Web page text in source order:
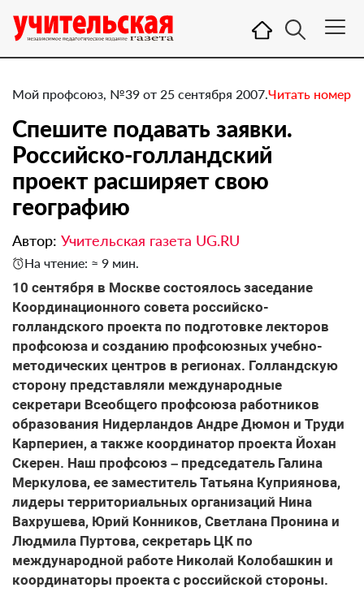
Мой профсоюз, №39 от 25 сентября 2007.Читать номер
Спешите подавать заявки.
Российско-голландский
проект расширяет свою
географию
Автор: Учительская газета UG.RU
На чтение: ≈ 9 мин.
10 сентября в Москве состоялось заседание
Координационного совета российско-
голландского проекта по подготовке лекторов
профсоюза и созданию профсоюзных учебно-
методических центров в регионах. Голландскую
сторону представляли международные
секретари Всеобщего профсоюза работников
образования Нидерландов Андре Дюмон и Труди
Карпериен, а также координатор проекта Йохан
Скерен. Наш профсоюз – председатель Галина
Меркулова, ее заместитель Татьяна Куприянова,
лидеры территориальных организаций Нина
Вахрушева, Юрий Конников, Светлана Пронина и
Людмила Пуртова, секретарь ЦК по
международной работе Николай Колобашкин и
координаторы проекта с российской стороны.